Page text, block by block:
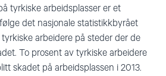
tyrkiske arbeidsplasser er et
det nasjonale statistikkbyrået
arbeidere på steder der de
To prosent av tyrkiske arbeidere
skadet på arbeidsplassen i 2013.